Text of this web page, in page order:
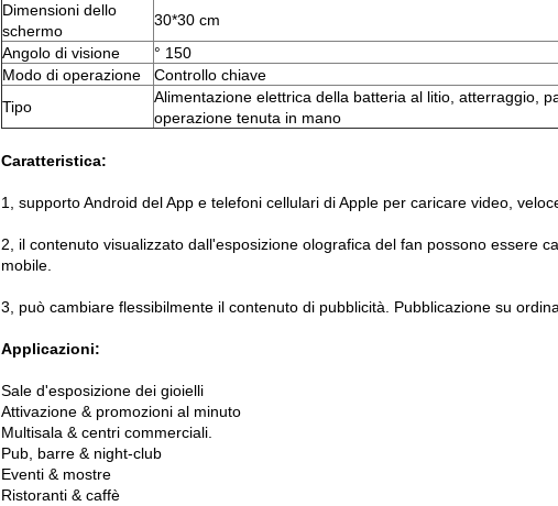
Dimensioni dello
schermo
30*30 cm
Angolo di visione
° 150
Modo di operazione
Controllo chiave
Tipo
Alimentazione elettrica della batteria al litio, atterraggio,
operazione tenuta in mano
Caratteristica:
1, supporto Android del App e telefoni cellulari di Apple per caricare video,
2, il contenuto visualizzato dall'esposizione olografica del fan possono essere
mobile.
3, può cambiare flessibilmente il contenuto di pubblicità. Pubblicazione su
Applicazioni:
Sale d'esposizione dei gioielli
Attivazione & promozioni al minuto
Multisala & centri commerciali.
Pub, barre & night-club
Eventi & mostre
Ristoranti & caffè